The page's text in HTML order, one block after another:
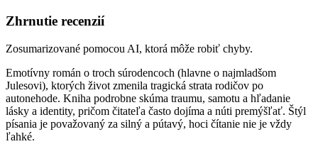
Zhrnutie recenzií
Zosumarizované pomocou AI, ktorá môže robiť chyby.
Emotívny román o troch súrodencoch (hlavne o najmladšom
Julesovi), ktorých život zmenila tragická strata rodičov po
autonehode. Kniha podrobne skúma traumu, samotu a hľadanie
lásky a identity, pričom čitateľa často dojíma a núti premýšľať. Štýl
písania je považovaný za silný a pútavý, hoci čítanie nie je vždy
ľahké.